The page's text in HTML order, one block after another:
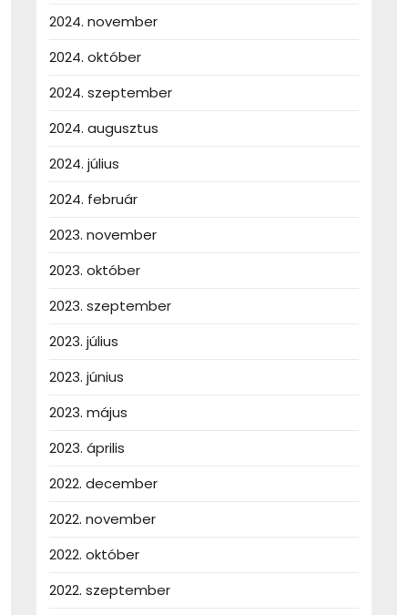
2024. november
2024. október
2024. szeptember
2024. augusztus
2024. július
2024. február
2023. november
2023. október
2023. szeptember
2023. július
2023. június
2023. május
2023. április
2022. december
2022. november
2022. október
2022. szeptember